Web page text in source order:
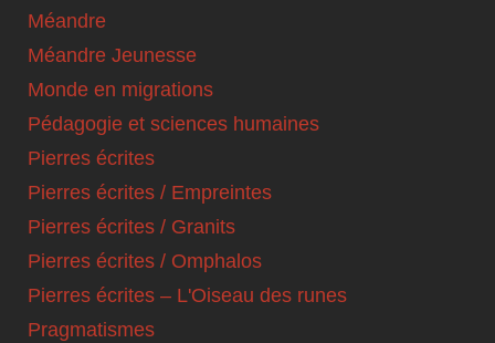
Méandre
Méandre Jeunesse
Monde en migrations
Pédagogie et sciences humaines
Pierres écrites
Pierres écrites / Empreintes
Pierres écrites / Granits
Pierres écrites / Omphalos
Pierres écrites – L'Oiseau des runes
Pragmatismes